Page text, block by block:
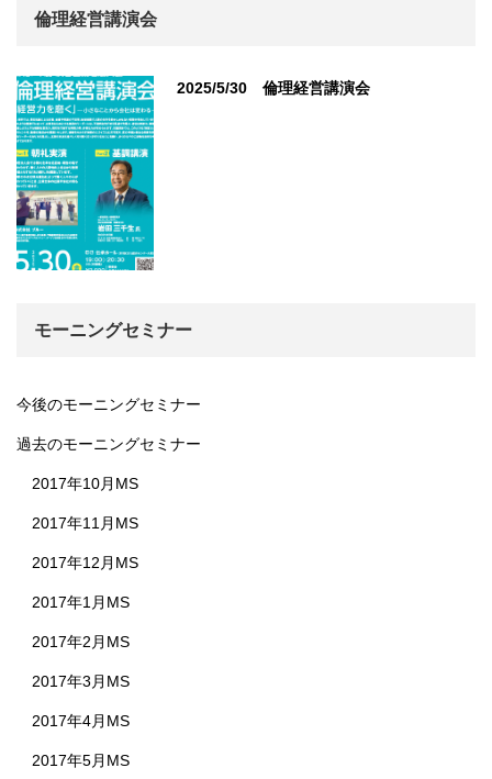
倫理経営講演会
2025/5/30 倫理経営講演会
モーニングセミナー
今後のモーニングセミナー
過去のモーニングセミナー
2017年10月MS
2017年11月MS
2017年12月MS
2017年1月MS
2017年2月MS
2017年3月MS
2017年4月MS
2017年5月MS